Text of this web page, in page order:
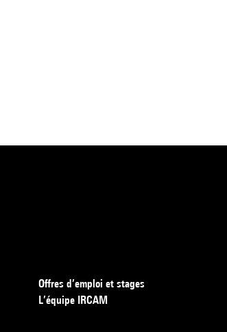
Offres d’emploi et stages
L’équipe IRCAM